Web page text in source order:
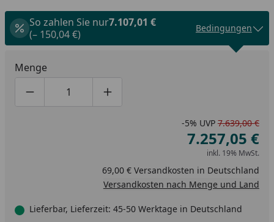
So zahlen Sie nur7.107,01 €
(– 150,04 €)
Bedingungen
Menge
Produktmenge um eins verringern
Produktmenge manuell eingeben
Produktmenge um eins erhöhen
-5% UVP 7.639,00 €
7.257,05 €
inkl. 19% MwSt.
69,00 € Versandkosten in Deutschland
Versandkosten nach Menge und Land
Lieferbar, Lieferzeit: 45-50 Werktage in Deutschland